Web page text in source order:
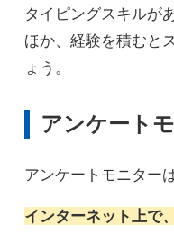
タイピングスキルが
ほか、経験を積むと
ょう。
アンケート
アンケートモニター
インターネット上で